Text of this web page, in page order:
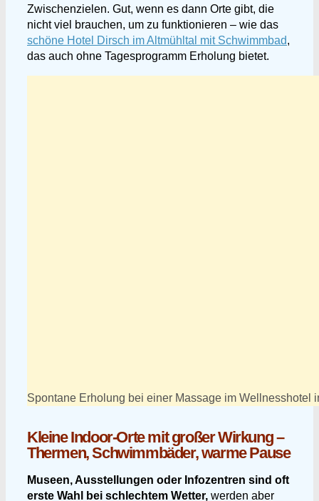
Zwischenzielen. Gut, wenn es dann Orte gibt, die
nicht viel brauchen, um zu funktionieren – wie das
schöne Hotel Dirsch im Altmühltal mit Schwimmbad,
das auch ohne Tagesprogramm Erholung bietet.
Spontane Erholung bei einer Massage im Wellnesshotel
Kleine Indoor-Orte mit großer Wirkung –
Thermen, Schwimmbäder, warme Pause
Museen, Ausstellungen oder Infozentren sind oft
erste Wahl bei schlechtem Wetter, werden aber